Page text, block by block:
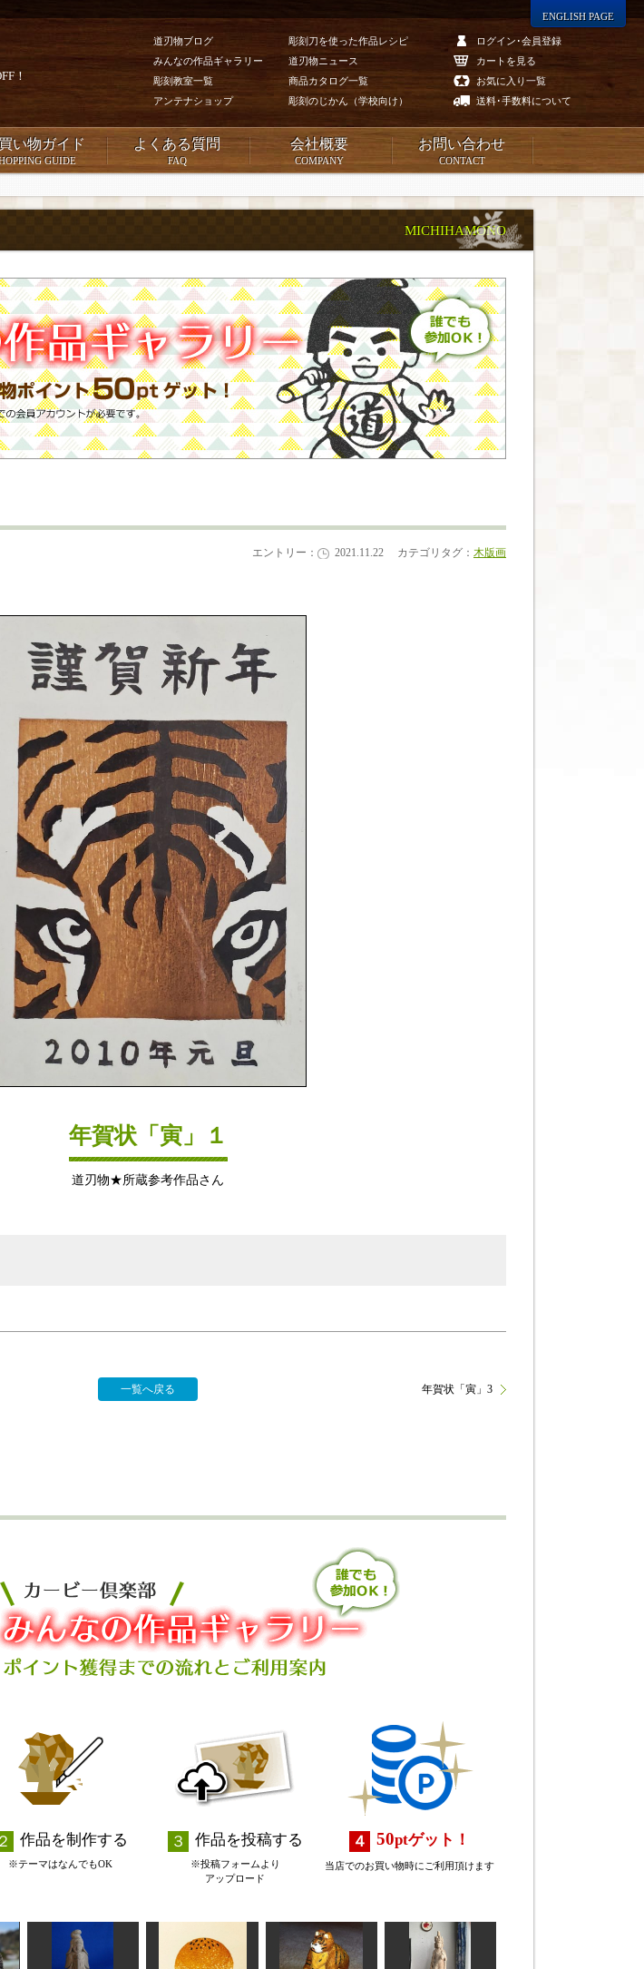
！
道刃物ブログ
みんなの作品ギャラリー
彫刻教室一覧
アンテナショップ
彫刻刀を使った作品レシピ
道刃物ニュース
商品カタログ一覧
彫刻のじかん（学校向け）
ログイン･会員登録
カートを見る
お気に入り一覧
送料･手数料について
ENGLISH PAGE
い物ガイド
GUIDE
よくある質問
FAQ
会社概要
COMPANY
お問い合わせ
CONTACT
MICHIHAMONO
エントリー： 2021.11.22 カテゴリタグ： 木版画
年賀状「寅」１
道刃物★所蔵参考作品さん
一覧へ戻る 年賀状「寅」3
作品を制作する
※テーマはなんでもOK
作品を投稿する
※投稿フォームより
アップロード
50ptゲット！
当店でのお買い物時にご利用頂けます